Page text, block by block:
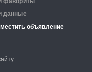
данные
объявление